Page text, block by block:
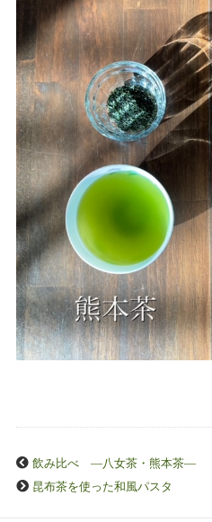
飲み比べ ―八女茶・熊本茶―
昆布茶を使った和風パスタ